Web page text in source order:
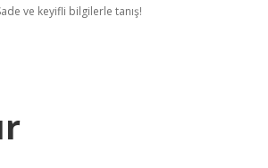
ve keyifli bilgilerle tanış!